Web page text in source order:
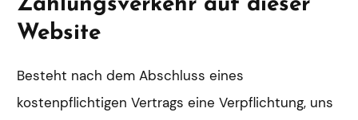
Zahlungsverkehr auf dieser
Website
Besteht nach dem Abschluss eines
kostenpflichtigen Vertrags eine Verpflichtung, uns